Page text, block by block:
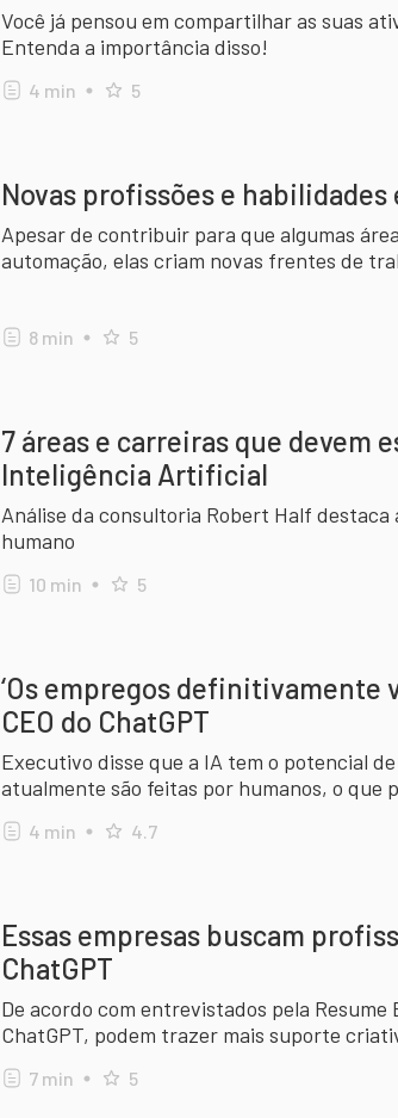
Você já pensou em compartilhar as suas
Entenda a importância disso!
4 min 5
Novas profissões e
Apesar de contribuir para que algumas
automação, elas criam novas frentes de
8 min 5
7 áreas e carreiras que devem
Inteligência Artificial
Análise da consultoria Robert Half
humano
10 min 5
‘Os empregos definitivamente
CEO do ChatGPT
Executivo disse que a IA tem o potencial
atualmente são feitas por humanos, o que
4 min 4.7
Essas empresas buscam
ChatGPT
De acordo com entrevistados pela
ChatGPT, podem trazer mais suporte
7 min 5